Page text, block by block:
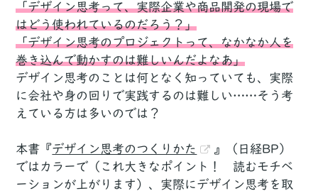
「デザイン思考って、実際企業や商品開発の現場で
はどう使われているのだろう？」
「デザイン思考のプロジェクトって、なかなか人を
巻き込んで動かすのは難しいんだよなあ」
デザイン思考のことは何となく知っていても、実際
に会社や身の回りで実践するのは難しい……そう考
えている方は多いのでは？
本書『デザイン思考のつくりかた
』（日経BP）
ではカラーで（これ大きなポイント！ 読むモチベ
ーションが上がります）、実際にデザイン思考を取